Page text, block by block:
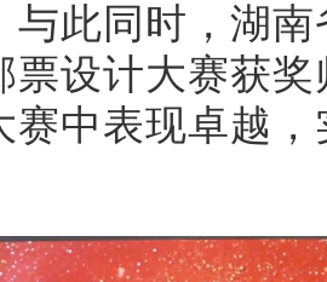
与此同时，湖
票设计大赛获
赛中表现卓越